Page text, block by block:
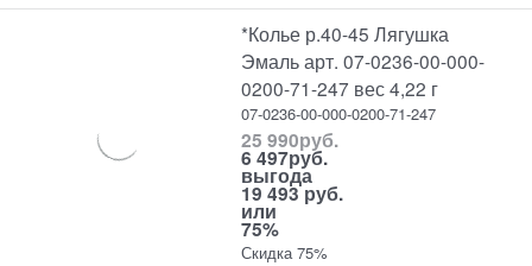
*Колье р.40-45 Лягушка
Эмаль арт. 07-0236-00-000-
0200-71-247 вес 4,22 г
07-0236-00-000-0200-71-247
25 990руб.
6 497руб.
выгода
19 493 руб.
или
75%
Скидка 75%